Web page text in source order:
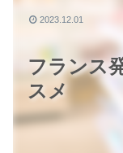
フランス
スメ
2023.12.01